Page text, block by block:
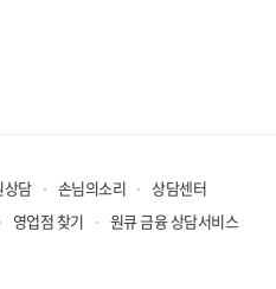
상담 손님의소리
상담센터
영업점 찾기 원큐 금융 상담서비스